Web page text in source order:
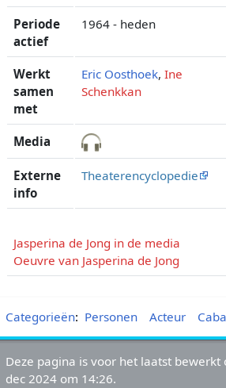
Periode
actief
1964 - heden
Werkt
samen
met
Eric Oosthoek, Ine
Schenkkan
Media
Externe
info
Theaterencyclopedie
Jasperina de Jong in de media
Oeuvre van Jasperina de Jong
Categorieën: Personen Acteur
Deze pagina is voor het laatst bewerkt
dec 2024 om 14:26.